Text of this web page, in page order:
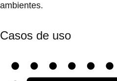
ambientes.
Casos de uso